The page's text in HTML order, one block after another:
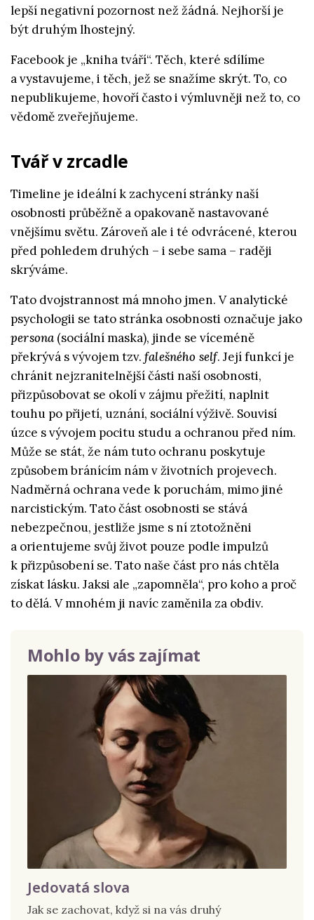
lepší negativní pozornost než žádná. Nejhorší je
být druhým lhostejný.
Facebook je „kniha tváří“. Těch, které sdílíme
a vystavujeme, i těch, jež se snažíme skrýt. To, co
nepublikujeme, hovoří často i výmluvněji než to, co
vědomě zveřejňujeme.
Tvář v zrcadle
Timeline je ideální k zachycení stránky naší
osobnosti průběžně a opakovaně nastavované
vnějšímu světu. Zároveň ale i té odvrácené, kterou
před pohledem druhých – i sebe sama – raději
skrýváme.
Tato dvojstrannost má mnoho jmen. V analytické
psychologii se tato stránka osobnosti označuje jako
persona (sociální maska), jinde se víceméně
překrývá s vývojem tzv. falešného self. Její funkcí je
chránit nejzranitelnější části naší osobnosti,
přizpůsobovat se okolí v zájmu přežití, naplnit
touhu po přijetí, uznání, sociální výživě. Souvisí
úzce s vývojem pocitu studu a ochranou před ním.
Může se stát, že nám tuto ochranu poskytuje
způsobem bránícím nám v životních projevech.
Nadměrná ochrana vede k poruchám, mimo jiné
narcistickým. Tato část osobnosti se stává
nebezpečnou, jestliže jsme s ní ztotožněni
a orientujeme svůj život pouze podle impulzů
k přizpůsobení se. Tato naše část pro nás chtěla
získat lásku. Jaksi ale „zapomněla“, pro koho a proč
to dělá. V mnohém ji navíc zaměnila za obdiv.
Mohlo by vás zajímat
Jedovatá slova
Jak se zachovat, když si na vás druhý